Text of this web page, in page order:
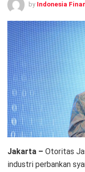
by Indonesia
Jakarta – Otoritas
industri perbankan